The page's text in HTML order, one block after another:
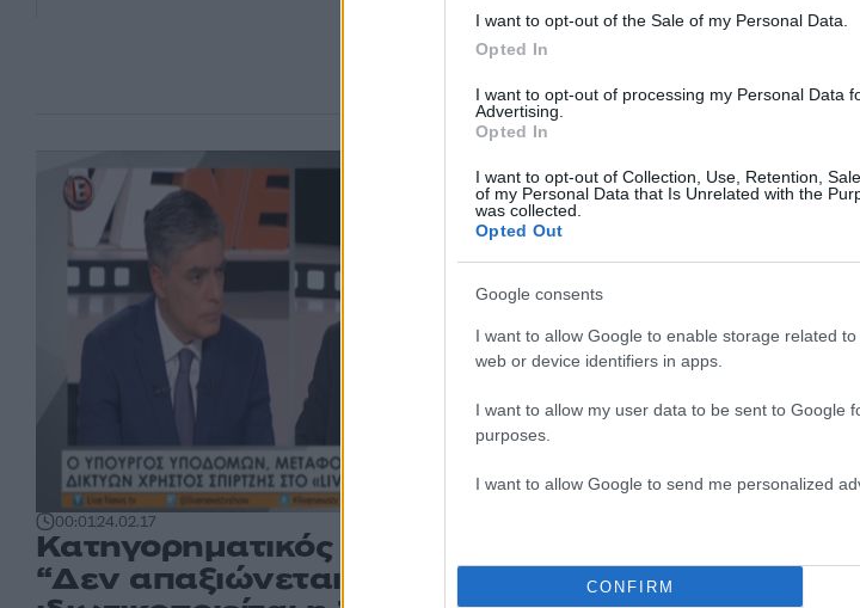
I want to opt-out of the Sale of my Personal Data.
Opted In
I want to opt-out of processing my Personal Data
Advertising.
Opted In
I want to opt-out of Collection, Use, Retention,
of my Personal Data that Is Unrelated with the
was collected.
Opted Out
Google consents
I want to allow Google to enable storage related
web or device identifiers in apps.
I want to allow my user data to be sent to Google
purposes.
I want to allow Google to send me personalized
CONFIRM
00:0124.02.17
Κατηγορηματικός Σπίρτζης:
“Δεν απαξιώνεται και δεν Απεργία: